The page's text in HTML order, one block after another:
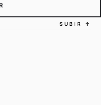
SUBIR ↑